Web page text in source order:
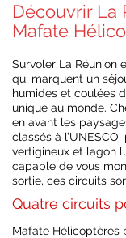
Découvrir La
Mafate
Survoler La Réunion
qui marquent un
humides et coulées
unique au monde.
en avant les
classés à
vertigineux et lagon
capable de vous
sortie, ces circuits
Quatre circuits
Mafate Hélicoptères